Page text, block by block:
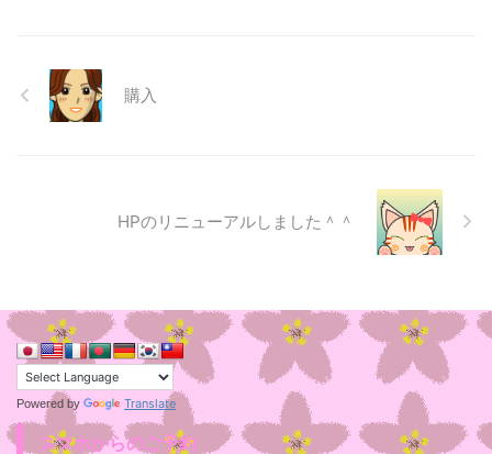
購入
HPのリニューアルしました＾＾
Powered by Translate
スマホからのご予約